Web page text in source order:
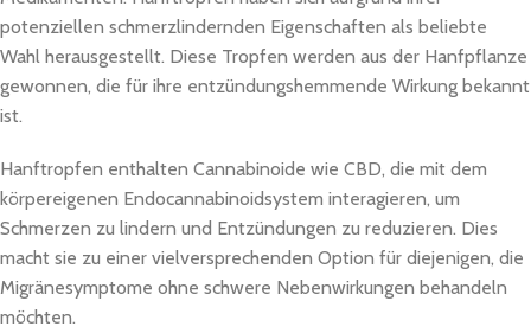
potenziellen schmerzlindernden Eigenschaften als beliebte
Wahl herausgestellt. Diese Tropfen werden aus der Hanfpflanze
gewonnen, die für ihre entzündungshemmende Wirkung bekannt
ist.
Hanftropfen enthalten Cannabinoide wie CBD, die mit dem
körpereigenen Endocannabinoidsystem interagieren, um
Schmerzen zu lindern und Entzündungen zu reduzieren. Dies
macht sie zu einer vielversprechenden Option für diejenigen, die
Migränesymptome ohne schwere Nebenwirkungen behandeln
möchten.